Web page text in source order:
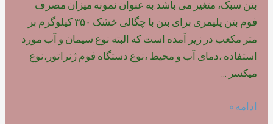
بتن سبک، متغیر می باشد.به عنوان نمونه میزان مصرف
فوم بتن پلیمری برای بتن با چگالی خشک ۳۵۰ کیلوگرم بر
متر مکعب در زیر آمده است که البته نوع سیمان و آب مورد
استفاده ،دمای آب و محیط ،نوع دستگاه فوم ژنراتور،نوع
میکسر …
میزان
ادامه »